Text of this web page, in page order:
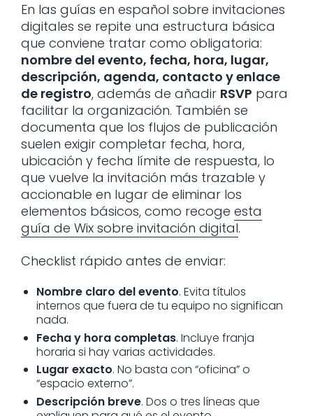
En las guías en español sobre invitaciones
digitales se repite una estructura básica
que conviene tratar como obligatoria:
nombre del evento, fecha, hora, lugar,
descripción, agenda, contacto y enlace
de registro, además de añadir RSVP para
facilitar la organización. También se
documenta que los flujos de publicación
suelen exigir completar fecha, hora,
ubicación y fecha límite de respuesta, lo
que vuelve la invitación más trazable y
accionable en lugar de eliminar los
elementos básicos, como recoge esta
guía de Wix sobre invitación digital.
Checklist rápido antes de enviar:
Nombre claro del evento. Evita títulos
internos que fuera de tu equipo no significan
nada.
Fecha y hora completas. Incluye franja
horaria si hay varias actividades.
Lugar exacto. No basta con “oficina” o
“espacio externo”.
Descripción breve. Dos o tres líneas que